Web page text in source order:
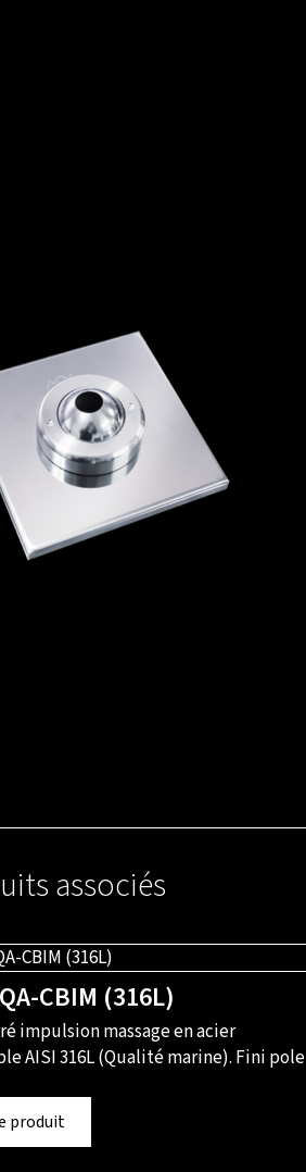
associés
CBIM (316L)
impulsion massage en acier
AISI 316L (Qualité marine). Fini pole
produit